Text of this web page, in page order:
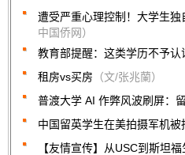
遭受严重心理控制！大学生
中国侨网）
教育部提醒：这类学历不予认
租房vs买房 （文/张兆蘭）
普渡大学 AI 作弊风波刷屏：
中国留英学生在美拍摄军机被
【友情宣传】从USC到斯坦